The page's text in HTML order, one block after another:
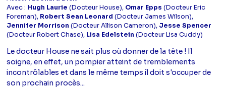
Avec : Hugh Laurie (Docteur House), Omar Epps (Docteur Eric
Foreman), Robert Sean Leonard (Docteur James Wilson),
Jennifer Morrison (Docteur Allison Cameron), Jesse Spencer
(Docteur Robert Chase), Lisa Edelstein (Docteur Lisa Cuddy)
Le docteur House ne sait plus où donner de la tête ! Il
soigne, en effet, un pompier atteint de tremblements
incontrôlables et dans le même temps il doit s'occuper de
son prochain procès...